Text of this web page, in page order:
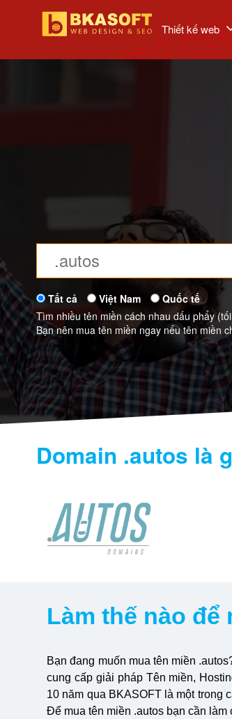
Thiết kế web
Tất cả Việt Nam
Quốc tế
Tìm nhiều tên miền cách nhau dấu phẩy
Bạn nên mua tên miền ngay nếu tên miền
Domain .autos là
Làm thế nào để
Bạn đang muốn mua tên miền
cung cấp giải pháp Tên miền,
10 năm qua BKASOFT là một trong
Để mua tên miền .autos bạn cần làm